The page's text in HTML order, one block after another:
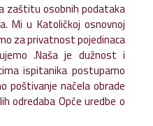
zaštitu osobnih podataka
Mi u Katoličkoj osnovnoj
za privatnost pojedinaca
.Naša je dužnost i
ispitanika postupamo
poštivanje načela obrade
odredaba Opće uredbe o